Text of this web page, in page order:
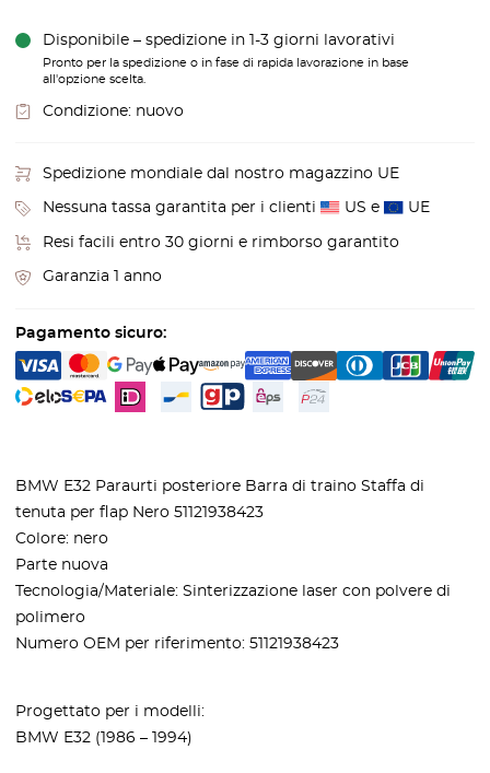
Disponibile – spedizione in 1-3 giorni lavorativi
Pronto per la spedizione o in fase di rapida lavorazione in base
all'opzione scelta.
Condizione: nuovo
Spedizione mondiale dal nostro magazzino UE
Nessuna tassa garantita per i clienti US e UE
Resi facili entro 30 giorni e rimborso garantito
Garanzia 1 anno
Pagamento sicuro:
BMW E32 Paraurti posteriore Barra di traino Staffa di
tenuta per flap Nero 51121938423
Colore: nero
Parte nuova
Tecnologia/Materiale: Sinterizzazione laser con polvere di
polimero
Numero OEM per riferimento: 51121938423
Progettato per i modelli:
BMW E32 (1986 – 1994)